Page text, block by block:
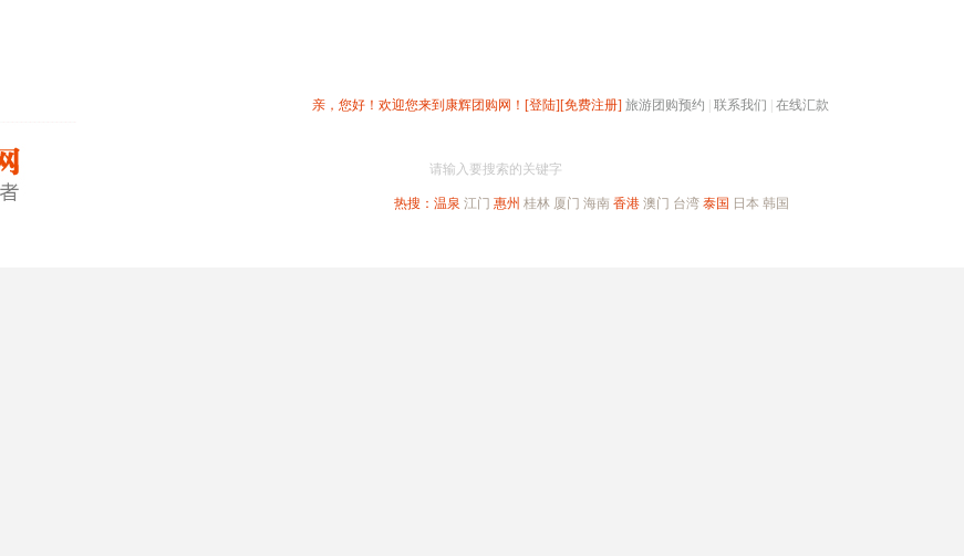
亲，您好！欢迎您来到康辉团购网！ [登陆][免费注册] 旅游团购预约 联系我们 在线汇款
请输入要搜索的关键字
热搜： 温泉 江门 惠州 桂林 厦门 海南 香港 澳门 台湾 泰国 日本 韩国